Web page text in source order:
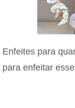
Enfeites para
para enfeitar